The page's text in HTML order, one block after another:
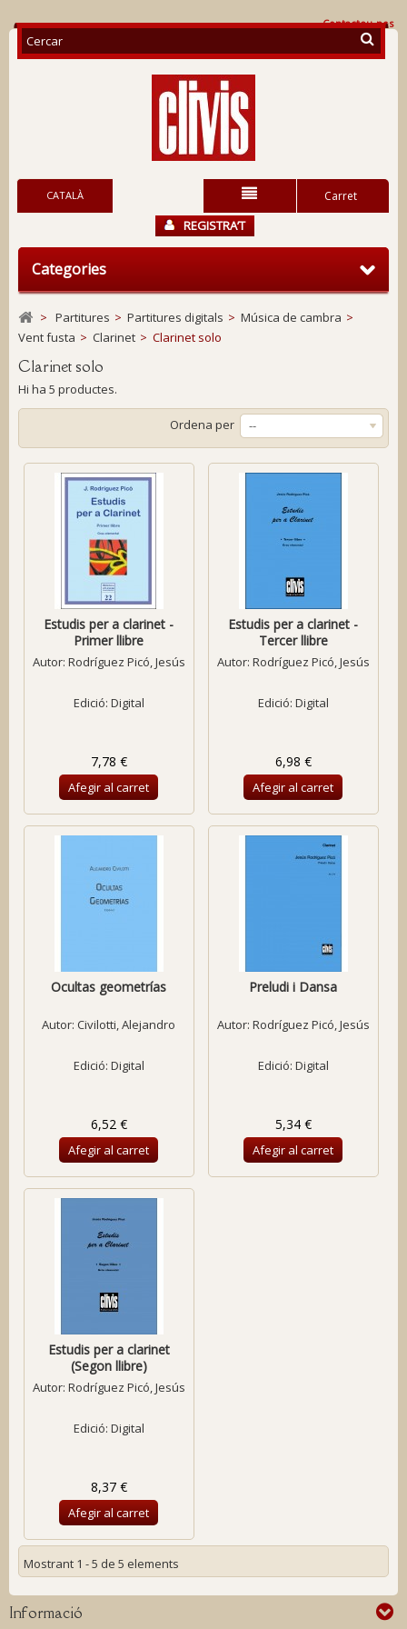
Contacteu-nos
Carret
CATALÀ
REGISTRA’T
Categories
> Partitures > Partitures digitals > Música de cambra >
Vent fusta > Clarinet > Clarinet solo
Clarinet solo
Hi ha 5 productes.
Ordena per --
Estudis per a clarinet -
Primer llibre
Autor: Rodríguez Picó, Jesús
Edició: Digital
7,78 €
Afegir al carret
Estudis per a clarinet -
Tercer llibre
Autor: Rodríguez Picó, Jesús
Edició: Digital
6,98 €
Afegir al carret
Ocultas geometrías
Autor:Civilotti, Alejandro
Edició: Digital
6,52 €
Afegir al carret
Preludi i Dansa
Autor: Rodríguez Picó, Jesús
Edició: Digital
5,34 €
Afegir al carret
Estudis per a clarinet
(Segon llibre)
Autor: Rodríguez Picó, Jesús
Edició: Digital
8,37 €
Afegir al carret
Mostrant 1 - 5 de 5 elements
Informació